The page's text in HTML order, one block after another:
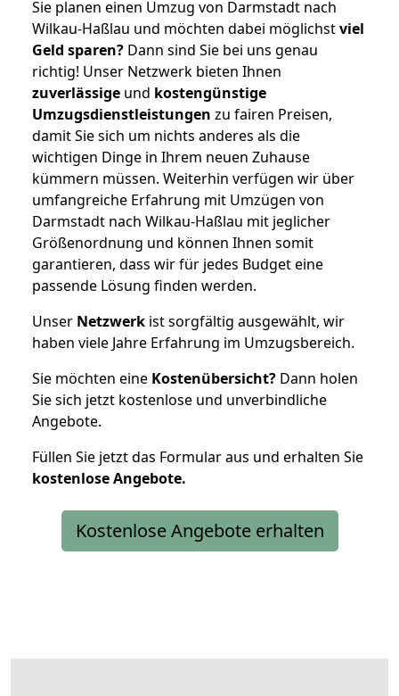
Sie planen einen Umzug von Darmstadt nach
Wilkau-Haßlau und möchten dabei möglichstviel
Geld sparen? Dann sind Sie bei uns genau
richtig! Unser Netzwerk bieten Ihnen
zuverlässige und kostengünstige
Umzugsdienstleistungen zu fairen Preisen,
damit Sie sich um nichts anderes als die
wichtigen Dinge in Ihrem neuen Zuhause
kümmern müssen. Weiterhin verfügen wir über
umfangreiche Erfahrung mit Umzügen von
Darmstadt nach Wilkau-Haßlau mit jeglicher
Größenordnung und können Ihnen somit
garantieren, dass wir für jedes Budget eine
passende Lösung finden werden.
Unser Netzwerk ist sorgfältig ausgewählt, wir
haben viele Jahre Erfahrung im Umzugsbereich.
Sie möchten eine Kostenübersicht? Dann holen
Sie sich jetzt kostenlose und unverbindliche
Angebote.
Füllen Sie jetzt das Formular aus und erhalten Sie
kostenloseAngebote.
Kostenlose Angebote erhalten